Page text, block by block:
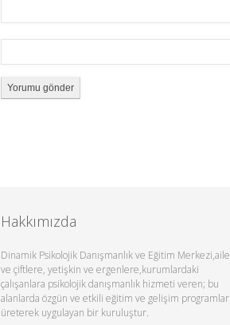
Hakkımızda
Dinamik Psikolojik Danışmanlık ve Eğitim Merkezi,aile
ve çiftlere, yetişkin ve ergenlere,kurumlardaki
çalışanlara psikolojik danışmanlık hizmeti veren; bu
alanlarda özgün ve etkili eğitim ve gelişim programları
üreterek uygulayan bir kuruluştur.